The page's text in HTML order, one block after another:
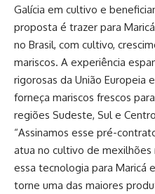
Galícia em cultivo e
proposta é trazer para
no Brasil, com cultivo,
mariscos. A experiência
rigorosas da União Europeia
forneça mariscos frescos
regiões Sudeste, Sul e
“Assinamos esse pré-
atua no cultivo de mexilhões
essa tecnologia para Maricá
torne uma das maiores